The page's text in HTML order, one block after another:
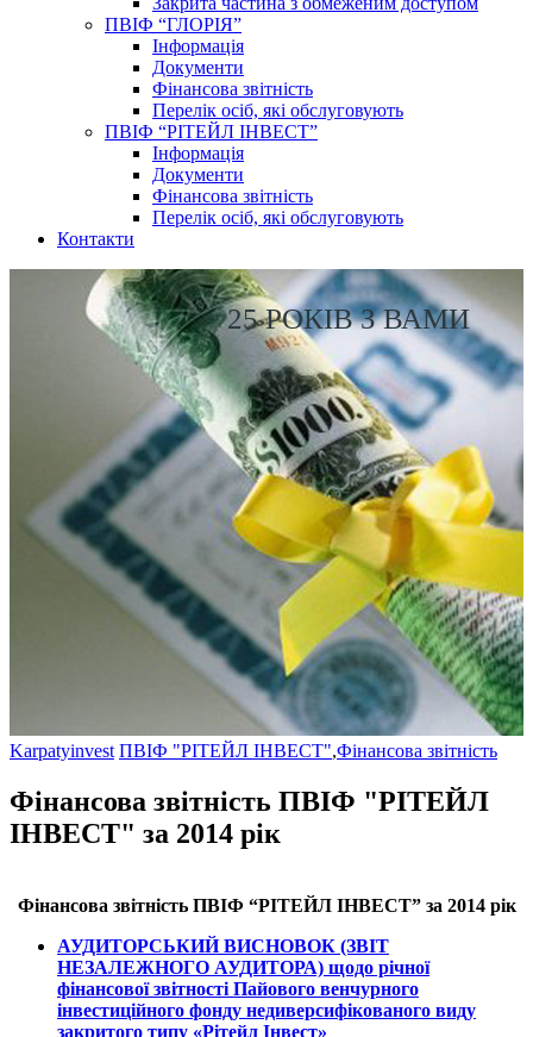
ПВІФ “ГЛОРІЯ”
Інформація
Документи
Фінансова звітність
Перелік осіб, які обслуговують
ПВІФ “РІТЕЙЛ ІНВЕСТ”
Інформація
Документи
Фінансова звітність
Перелік осіб, які обслуговують
Контакти
25 РОКІВ З ВАМИ
Karpatyinvest ПВІФ "РІТЕЙЛ ІНВЕСТ",Фінансова звітність
Фінансова звітність ПВІФ "РІТЕЙЛ
ІНВЕСТ" за 2014 рік
Фінансова звітність ПВІФ “РІТЕЙЛ ІНВЕСТ” за 2014 рік
АУДИТОРСЬКИЙ ВИСНОВОК (ЗВІТ
НЕЗАЛЕЖНОГО АУДИТОРА) щодо річної
фінансової звітності Пайового венчурного
інвестиційного фонду недиверсифікованого виду
закритого типу «Рітейл Інвест»